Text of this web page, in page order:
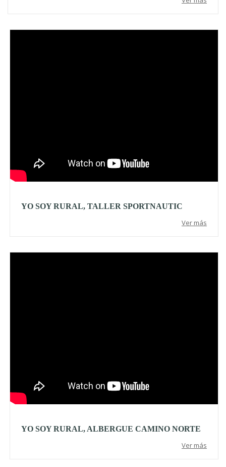
YO SOY RURAL, TALLER SPORTNAUTIC
Ver más
YO SOY RURAL, ALBERGUE CAMINO NORTE
Ver más